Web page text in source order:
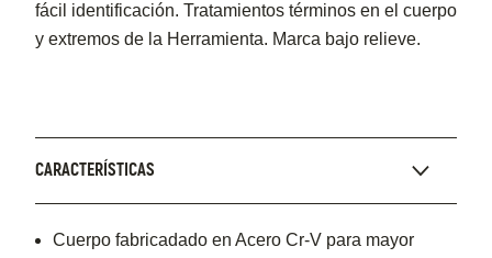
fácil identificación. Tratamientos términos en el cuerpo
y extremos de la Herramienta. Marca bajo relieve.
CARACTERÍSTICAS
Cuerpo fabricadado en Acero Cr-V para mayor